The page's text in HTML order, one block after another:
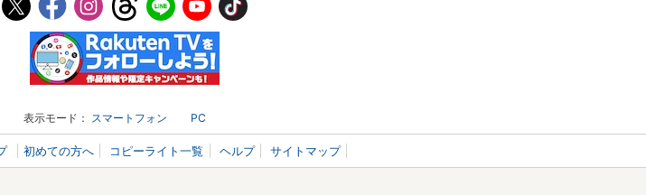
表示モード： スマートフォン PC
初めての方へ コピーライト一覧 ヘルプ サイトマップ